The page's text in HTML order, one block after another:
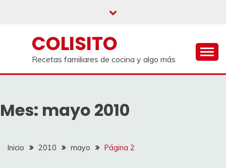
COLISITO
Recetas familiares de cocina y algo más
Mes: mayo 2010
Inicio 2010 mayo Página 2